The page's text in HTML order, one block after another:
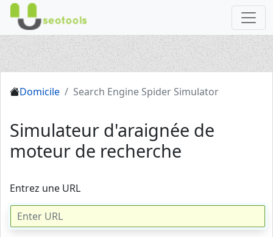
Domicile Search Engine Spider Simulator
Simulateur d'araignée de
moteur de recherche
Entrez une URL